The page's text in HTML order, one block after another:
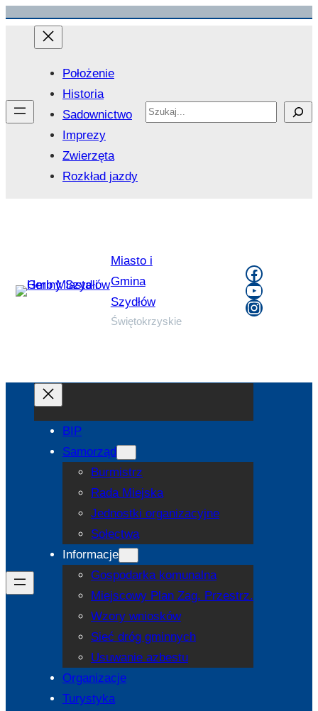
Przejdź
Położenie
Historia
Sadownictwo
Imprezy
Zwierzęta
Rozkład jazdy
Search
Miasto i
Gmina
Szydłów
Świętokrzyskie
YouTube
BIP
Samorząd
Burmistrz
Rada Miejska
Jednostki organizacyjne
Sołectwa
Informacje
Gospodarka komunalna
Miejscowy Plan Zag. Przestrz.
Wzory wniosków
Sieć dróg gminnych
Usuwanie azbestu
Organizacje
Turystyka